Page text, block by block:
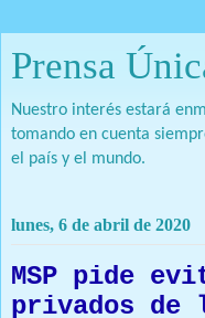
Prensa
Nuestro interés estará
tomando en cuenta
el país y el mundo.
lunes, 6 de abril de 2020
MSP pide
privados de